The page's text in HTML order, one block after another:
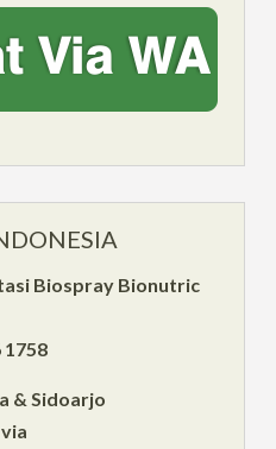
Biospray Bionutric
1758
& Sidoarjo